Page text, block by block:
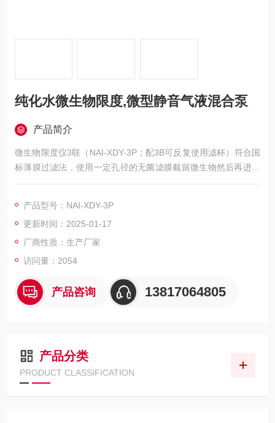
纯化水微生物限度,微型静音气液混合泵
产品简介
微生物限度仪3联（NAI-XDY-3P；配3B可反复使用滤杯）符合国
标薄膜过滤法，使用一定孔径的无菌滤膜截留微生物然后再进行
培养、计数。通常实验过程中将供试品注入微生物限度培养器
在滤膜上，用取膜器取出滤膜，转移至配置好的固体培养基上，
菌面朝上，平贴。盖上盖子形成封闭的培养盒，置于相应的恒温
培养箱内培养并计数纯化水微生物限度,微型静音气液混合泵
产品型号：NAI-XDY-3P
更新时间：2025-01-17
厂商性质：生产厂家
访问量：2054
产品咨询 13817064805
产品分类
PRODUCT CLASSIFICATION